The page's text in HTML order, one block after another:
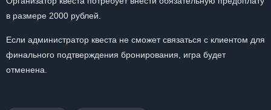
в размере 2000 рублей.
Если администратор квеста не сможет связаться с клиентом для
финального подтверждения бронирования, игра будет
отменена.